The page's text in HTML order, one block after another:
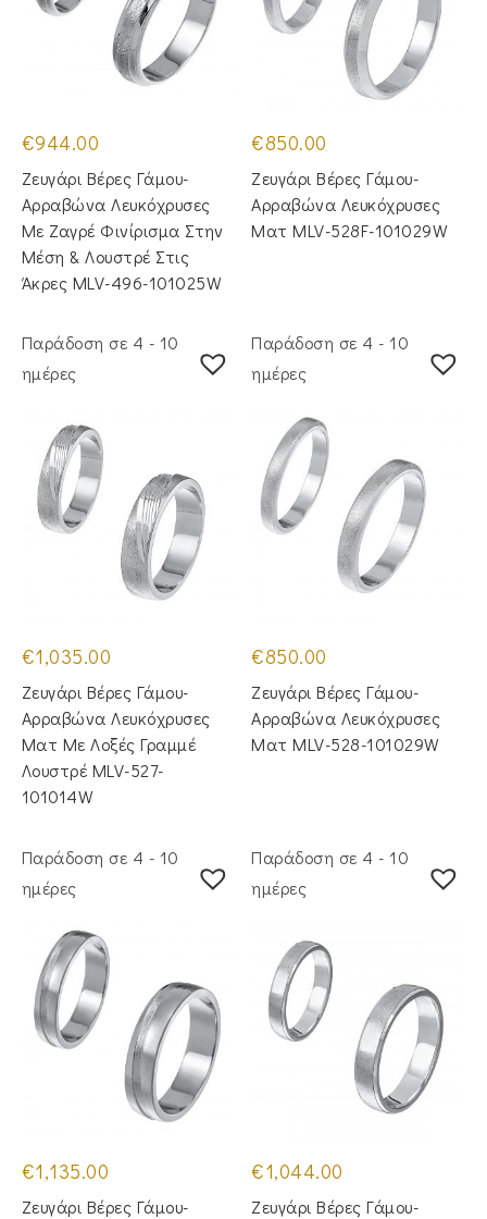
€944.00
Ζευγάρι Βέρες Γάμου-
Αρραβώνα Λευκόχρυσες
Με Ζαγρέ Φινίρισμα Στην
Μέση & Λουστρέ Στις
Άκρες MLV-496-101025W
€850.00
Ζευγάρι Βέρες Γάμου-
Αρραβώνα Λευκόχρυσες
Ματ MLV-528F-101029W
Παράδοση σε 4 - 10
ημέρες
€1,035.00
Ζευγάρι Βέρες Γάμου-
Αρραβώνα Λευκόχρυσες
Ματ Με Λοξές Γραμμέ
Λουστρέ MLV-527-
101014W
Παράδοση σε 4 - 10
ημέρες
€850.00
Ζευγάρι Βέρες Γάμου-
Αρραβώνα Λευκόχρυσες
Ματ MLV-528-101029W
Παράδοση σε 4 - 10
ημέρες
€1,135.00
Ζευγάρι Βέρες Γάμου-
Παράδοση σε 4 - 10
ημέρες
€1,044.00
Ζευγάρι Βέρες Γάμου-